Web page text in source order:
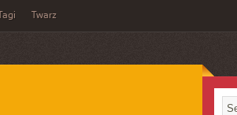
Tagi Twarz